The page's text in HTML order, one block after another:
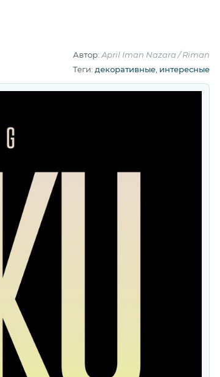
Автор: April Iman Nazara / Riman
Теги: декоративные интересные